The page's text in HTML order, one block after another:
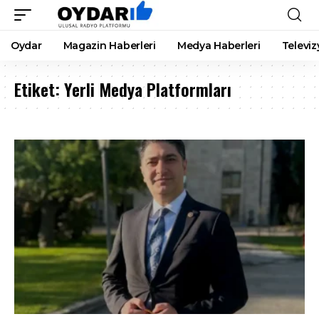
Oydar Magazin Haberleri Medya Haberleri
Etiket:Yerli Medya Platformları